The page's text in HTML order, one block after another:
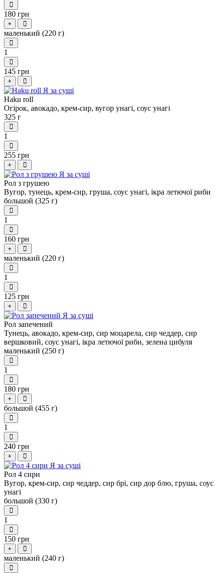
180 грн
+
маленький (220 г)
1
145 грн
+
Haku roll
Огірок, авокадо, крем-сир, вугор унагі, соус унагі
325 г
1
255 грн
+
Рол з грушею
Вугор, тунець, крем-сир, груша, соус унагі, ікра летючої риби
большой (325 г)
1
160 грн
+
маленький (220 г)
1
125 грн
+
Рол запечений
Тунець, авокадо, крем-сир, сир моцарела, сир чеддер, сир
вершковий, соус унагі, ікра летючої риби, зелена цибуля
маленький (250 г)
1
180 грн
+
большой (455 г)
1
240 грн
+
Рол 4 сири
Вугор, крем-сир, сир чеддер, сир брі, сир дор блю, груша, соус
унагі
большой (330 г)
1
150 грн
+
маленький (240 г)